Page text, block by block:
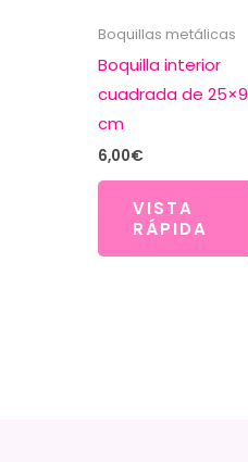
Boquillas metálicas
Boquilla interior
cuadrada de 25×9
cm
6,00€
VISTA
RÁPIDA